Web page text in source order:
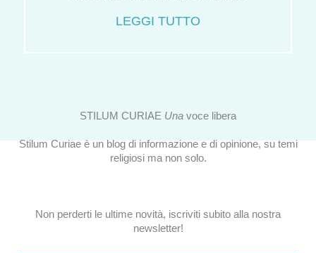
LEGGI TUTTO
STILUM CURIAE Una voce libera
Stilum Curiae è un blog di informazione e di opinione, su temi
religiosi ma non solo.
Non perderti le ultime novità, iscriviti subito alla nostra
newsletter!